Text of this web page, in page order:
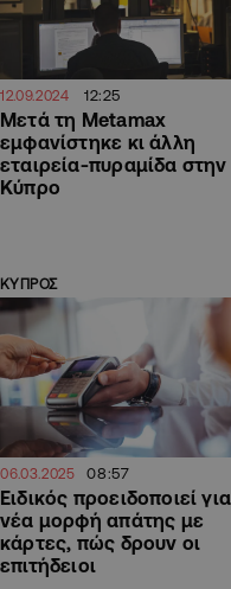
12.09.2024 12:25
Μετά τη Metamax
εμφανίστηκε κι άλλη
εταιρεία-πυραμίδα στην
Κύπρο
ΚΥΠΡΟΣ
06.03.2025 08:57
Ειδικός προειδοποιεί για
νέα μορφή απάτης με
κάρτες, πώς δρουν οι
επιτήδειοι